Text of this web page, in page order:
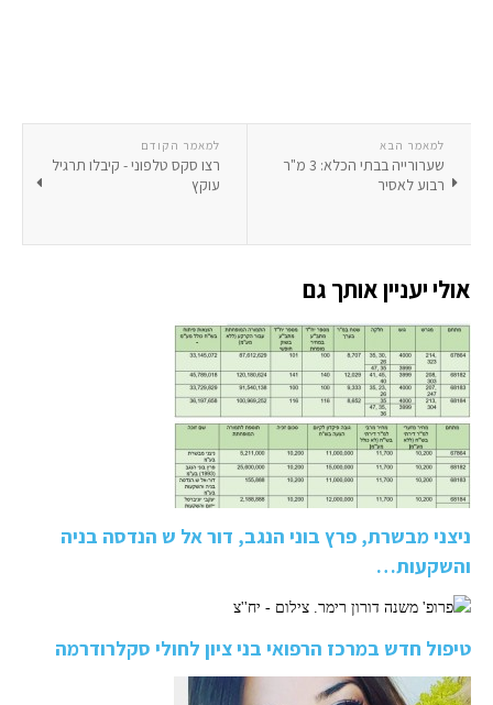
למאמר הקודם
רצו סקס טלפוני - קיבלו תרגיל
עוקץ
למאמר הבא
שערורייה בבתי הכלא: 3 מ"ר
רבוע לאסיר
אולי יעניין אותך גם
ניצני מבשרת, פרץ בוני הנגב, דור אל ש הנדסה בניה
והשקעות…
טיפול חדש במרכז הרפואי בני ציון לחולי סקלרודרמה